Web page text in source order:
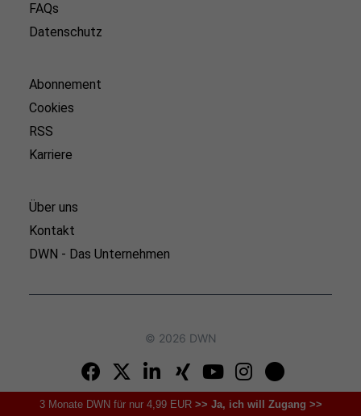
FAQs
Datenschutz
Abonnement
Cookies
RSS
Karriere
Über uns
Kontakt
DWN - Das Unternehmen
© 2026 DWN
3 Monate DWN für nur 4,99 EUR>> Ja, ich will Zugang >>